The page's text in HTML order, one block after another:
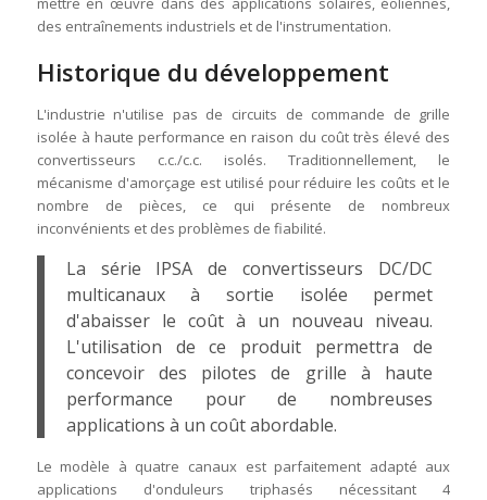
des entraînements industriels et de l'instrumentation.
Historique du développement
L'industrie n'utilise pas de circuits de commande de grille
isolée à haute performance en raison du coût très élevé des
convertisseurs c.c./c.c. isolés. Traditionnellement, le
mécanisme d'amorçage est utilisé pour réduire les coûts et le
nombre de pièces, ce qui présente de nombreux
inconvénients et des problèmes de fiabilité.
La série IPSA de convertisseurs DC/DC
multicanaux à sortie isolée permet
d'abaisser le coût à un nouveau niveau.
L'utilisation de ce produit permettra de
concevoir des pilotes de grille à haute
performance pour de nombreuses
applications à un coût abordable.
Le modèle à quatre canaux est parfaitement adapté aux
applications d'onduleurs triphasés nécessitant 4